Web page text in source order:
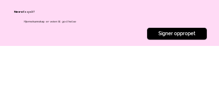
NevroRespekt
Hjernekunnskap er veien til god helse
Signer oppropet